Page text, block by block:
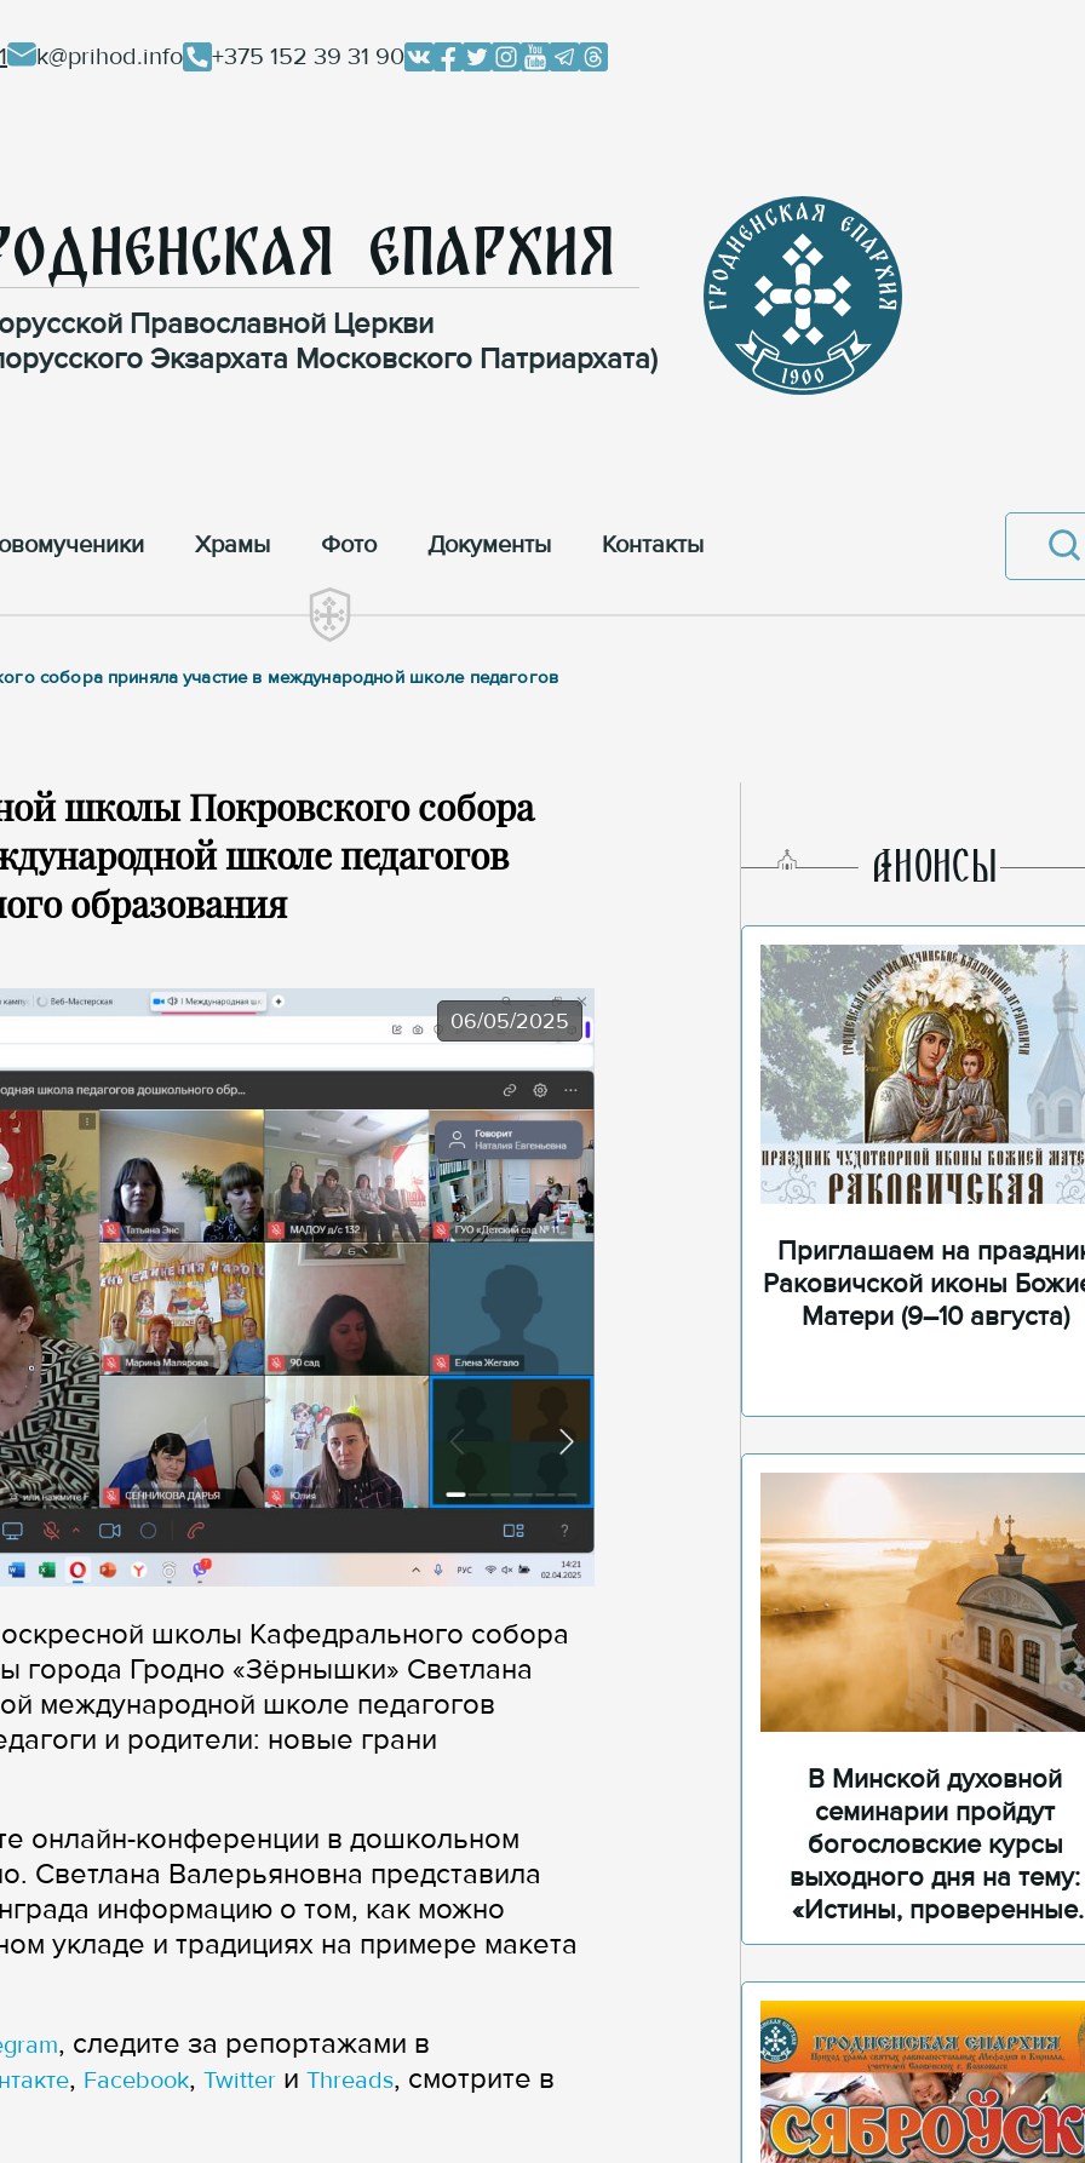
k@prihod.info +375 152 39 31 90
Епархия
Православной Церкви
Экзархата Московского Патриархата)
Храмы Фото Документы Контакты
собора приняла участие в международной школе педагогов
школы Покровского собора
школе педагогов
образования
06/05/2025
школы Кафедрального собора
города Гродно «Зёрнышки» Светлана
международной школе педагогов
и родители: новые грани
онлайн-конференции в дошкольном
Светлана Валерьяновна представила
информацию о том, как можно
укладе и традициях на примере макета
, следите за репортажами в
, Facebook, Twitter и Threads, смотрите в
AНОНСЫ
Приглашаем на
Раковичской иконы
Матери (9–10 августа)
В Минской духовной
семинарии пройдут
богословские курсы
выходного дня на тему:
«Истины, проверенные
временем»